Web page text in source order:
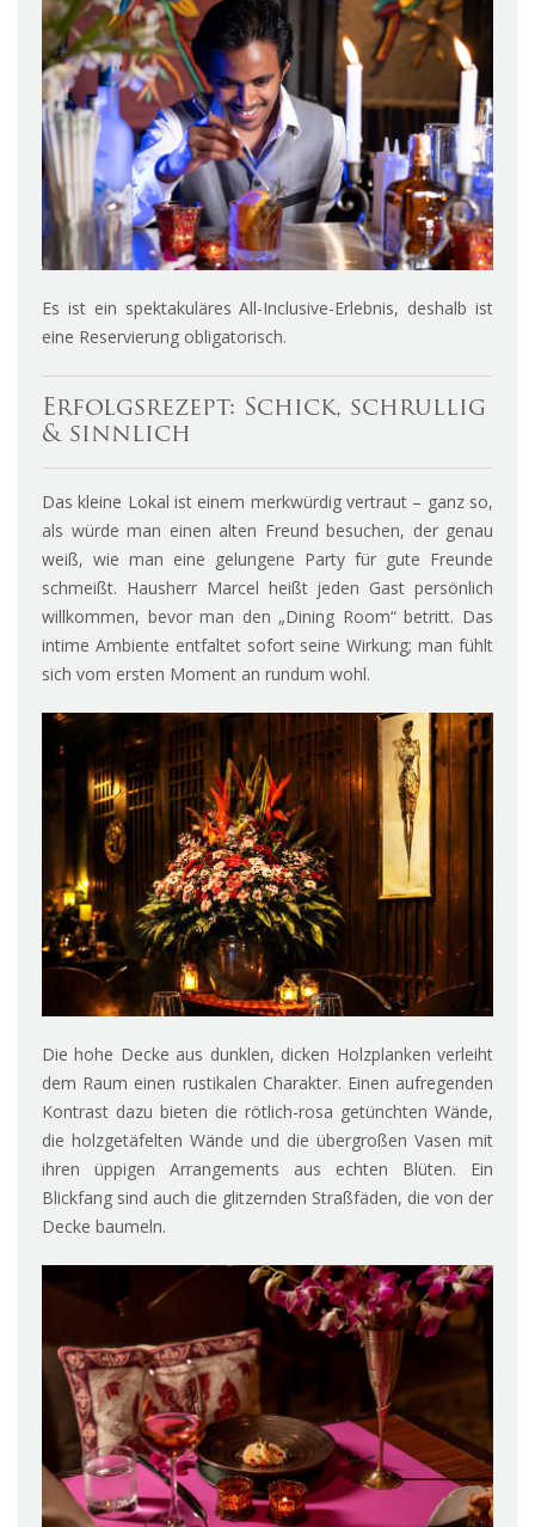
Es ist ein spektakuläres All-Inclusive-Erlebnis, deshalb ist
eine Reservierung obligatorisch.
Erfolgsrezept: Schick, schrullig
& sinnlich
Das kleine Lokal ist einem merkwürdig vertraut – ganz so,
als würde man einen alten Freund besuchen, der genau
weiß, wie man eine gelungene Party für gute Freunde
schmeißt. Hausherr Marcel heißt jeden Gast persönlich
willkommen, bevor man den „Dining Room“ betritt. Das
intime Ambiente entfaltet sofort seine Wirkung; man fühlt
sich vom ersten Moment an rundum wohl.
Die hohe Decke aus dunklen, dicken Holzplanken verleiht
dem Raum einen rustikalen Charakter. Einen aufregenden
Kontrast dazu bieten die rötlich-rosa getünchten Wände,
die holzgetäfelten Wände und die übergroßen Vasen mit
ihren üppigen Arrangements aus echten Blüten. Ein
Blickfang sind auch die glitzernden Straßfäden, die von der
Decke baumeln.